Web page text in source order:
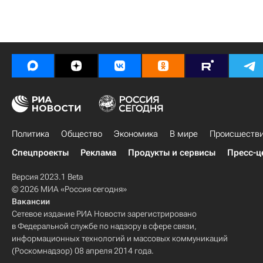
Политика Общество Экономика В мире
Спецпроекты
Реклама Продукты и сервисы Пресс-
Версия 2023.1 Beta
© 2026 МИА «Россия сегодня»
Вакансии
Сетевое издание РИА Новости зарегистрировано
в Федеральной службе по надзору в сфере связи,
информационных технологий и массовых коммуникаций
(Роскомнадзор) 08 апреля 2014 года.